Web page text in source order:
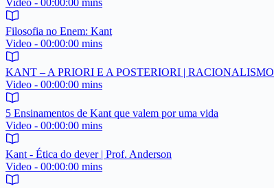
Filosofia no Enem: Kant
Video - 00:00:00 mins
KANT – A PRIORI E A POSTERIORI | RACIONALISMO
Video - 00:00:00 mins
5 Ensinamentos de Kant que valem por uma vida
Video - 00:00:00 mins
Kant - Ética do dever | Prof. Anderson
Video - 00:00:00 mins